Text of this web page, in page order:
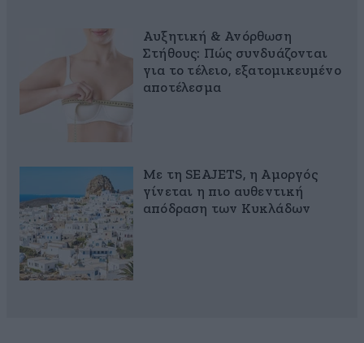
Αυξητική & Ανόρθωση
Στήθους: Πώς συνδυάζονται
για το τέλειο, εξατομικευμένο
αποτέλεσμα
Με τη SEAJETS, η Αμοργός
γίνεται η πιο αυθεντική
απόδραση των Κυκλάδων